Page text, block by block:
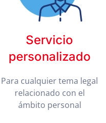
Servicio
personalizado
Para cualquier tema legal
relacionado con el
ámbito personal